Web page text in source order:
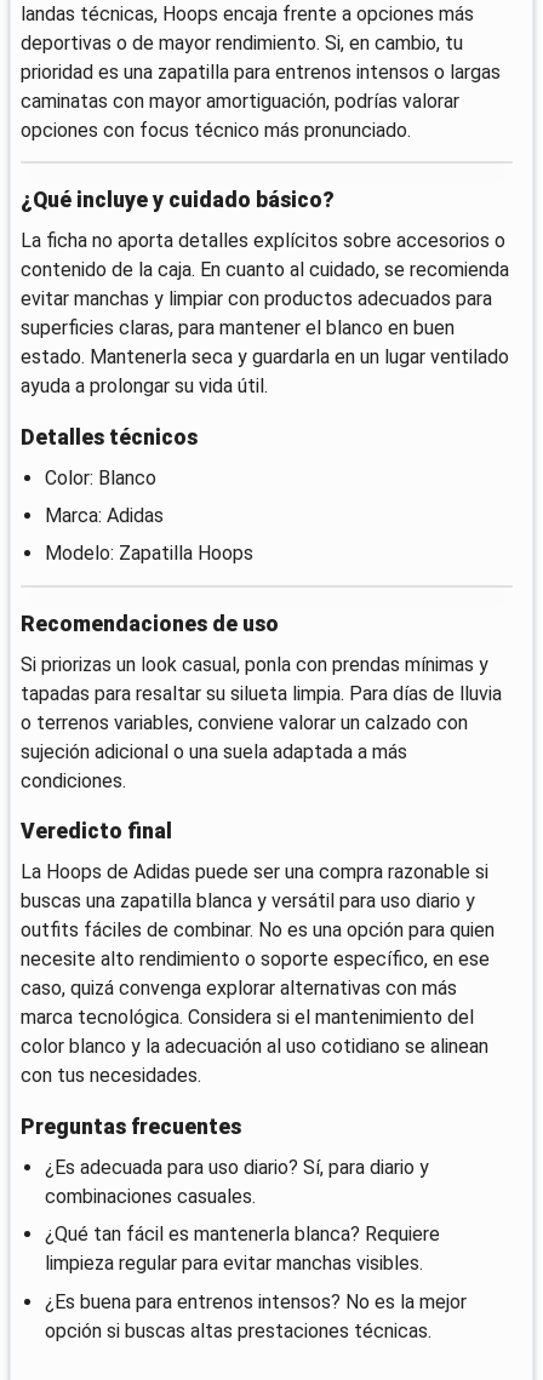
landas técnicas, Hoops encaja frente a opciones más
deportivas o de mayor rendimiento. Si, en cambio, tu
prioridad es una zapatilla para entrenos intensos o largas
caminatas con mayor amortiguación, podrías valorar
opciones con focus técnico más pronunciado.
¿Qué incluye y cuidado básico?
La ficha no aporta detalles explícitos sobre accesorios o
contenido de la caja. En cuanto al cuidado, se recomienda
evitar manchas y limpiar con productos adecuados para
superficies claras, para mantener el blanco en buen
estado. Mantenerla seca y guardarla en un lugar ventilado
ayuda a prolongar su vida útil.
Detalles técnicos
Color: Blanco
Marca: Adidas
Modelo: Zapatilla Hoops
Recomendaciones de uso
Si priorizas un look casual, ponla con prendas mínimas y
tapadas para resaltar su silueta limpia. Para días de lluvia
o terrenos variables, conviene valorar un calzado con
sujeción adicional o una suela adaptada a más
condiciones.
Veredicto final
La Hoops de Adidas puede ser una compra razonable si
buscas una zapatilla blanca y versátil para uso diario y
outfits fáciles de combinar. No es una opción para quien
necesite alto rendimiento o soporte específico, en ese
caso, quizá convenga explorar alternativas con más
marca tecnológica. Considera si el mantenimiento del
color blanco y la adecuación al uso cotidiano se alinean
con tus necesidades.
Preguntas frecuentes
¿Es adecuada para uso diario? Sí, para diario y
combinaciones casuales.
¿Qué tan fácil es mantenerla blanca? Requiere
limpieza regular para evitar manchas visibles.
¿Es buena para entrenos intensos? No es la mejor
opción si buscas altas prestaciones técnicas.